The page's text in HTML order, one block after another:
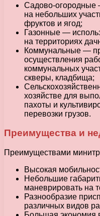
Садово-огородные
на небольших
фруктов и ягод;
Газонные —
на территориях
Коммунальные —
осуществления
коммунальных
скверы, кладбища;
хозяйстве для
пахоты и
перевозки грузов.
Преимущества и
Преимуществами
Высокая
Небольшие
маневрировать на
Разнообразие
различных видов